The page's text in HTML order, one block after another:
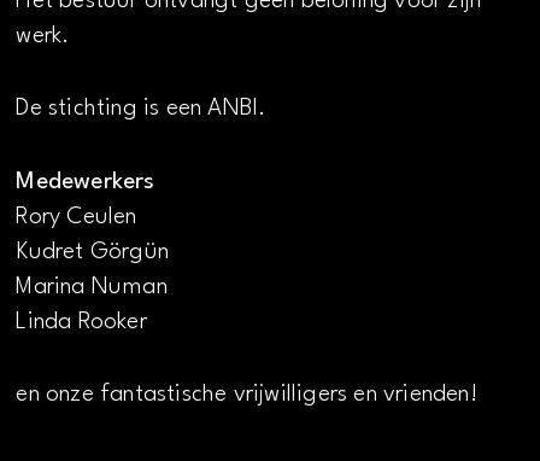
werk.
De stichting is een ANBI.
Medewerkers
Rory Ceulen
Kudret Görgün
Marina Numan
Linda Rooker
en onze fantastische vrijwilligers en vrienden!